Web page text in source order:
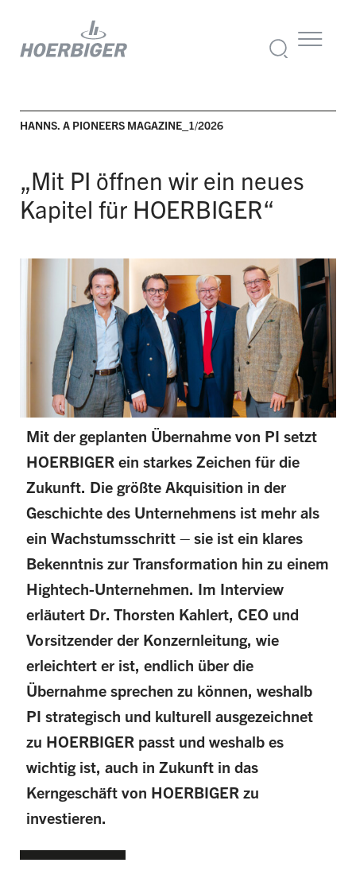
HANNS. A PIONEERS MAGAZINE_1/2026
„Mit PI öffnen wir ein neues
Kapitel für HOERBIGER“
Mit der geplanten Übernahme von PI setzt
HOERBIGER ein starkes Zeichen für die
Zukunft. Die größte Akquisition in der
Geschichte des Unternehmens ist mehr als
ein Wachstumsschritt – sie ist ein klares
Bekenntnis zur Transformation hin zu einem
Hightech-Unternehmen. Im Interview
erläutert Dr. Thorsten Kahlert, CEO und
Vorsitzender der Konzernleitung, wie
erleichtert er ist, endlich über die
Übernahme sprechen zu können, weshalb
PI strategisch und kulturell ausgezeichnet
zu HOERBIGER passt und weshalb es
wichtig ist, auch in Zukunft in das
Kerngeschäft von HOERBIGER zu
investieren.